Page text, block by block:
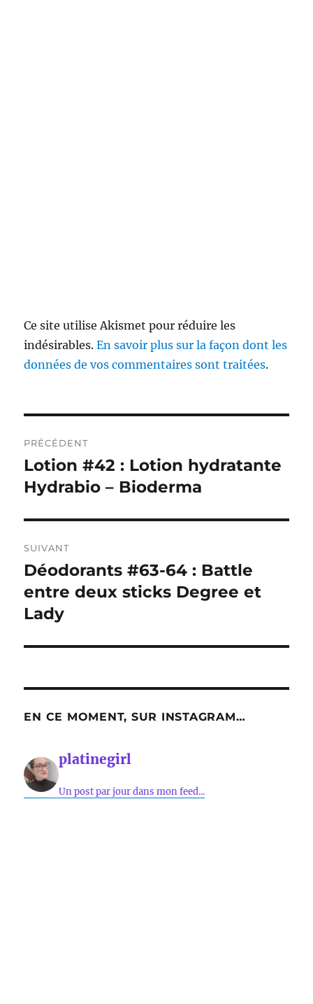
Ce site utilise Akismet pour réduire les
indésirables.En savoir plus sur la façon dont les
données de vos commentaires sont traitées.
de
l’article
PRÉCÉDENT
Publication
précédente :
Lotion #42 : Lotion hydratante
Hydrabio – Bioderma
SUIVANT
Publication
suivante :
Déodorants #63-64 : Battle
entre deux sticks Degree et
Lady
EN CE MOMENT, SUR INSTAGRAM…
platinegirl
Un post par jour dans mon feed...